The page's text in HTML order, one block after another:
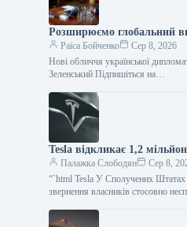
Розширюємо глобальний
Раїса Бойченко
Сер 8, 2026
Нові обличчя української
Зеленський Підпишіться на…
Tesla відкликає 1,2
Палажка Слободян
Сер 8,
“`html Tesla У Сполучених Штатах
звернення власників стосовно